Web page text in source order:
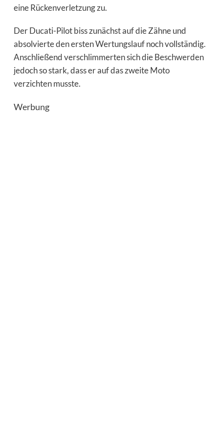
eine Rückenverletzung zu.
Der Ducati-Pilot biss zunächst auf die Zähne und
absolvierte den ersten Wertungslauf noch vollständig.
Anschließend verschlimmerten sich die Beschwerden
jedoch so stark, dass er auf das zweite Moto
verzichten musste.
Werbung